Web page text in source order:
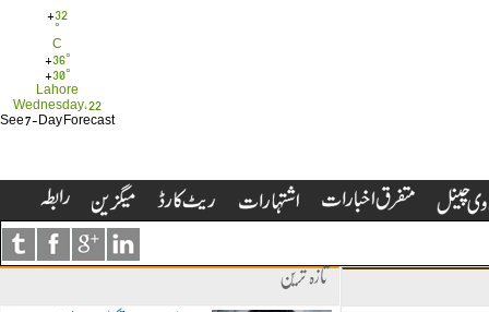
+32
°
C
+36°
+30°
Lahore
Wednesday, 22
See 7-Day Forecast
تازہ ترین